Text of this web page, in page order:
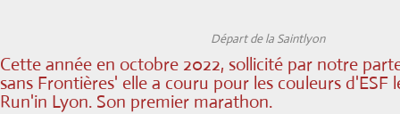
Départ de la Saintlyon
Cette année en octobre 2022, sollicité par notre
sans Frontières' elle a couru pour les couleurs d'ESF
Run'in Lyon. Son premier marathon.